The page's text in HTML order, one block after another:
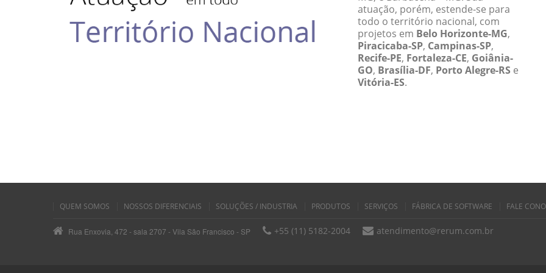
atuação, porém, estende-se para
todo o território nacional, com
projetos em Belo Horizonte-MG,
Piracicaba-SP, Campinas-SP,
Recife-PE, Fortaleza-CE, Goiânia-
GO, Brasília-DF, Porto Alegre-RS e
Vitória-ES.
QUEM SOMOS NOSSOS DIFERENCIAIS SOLUÇÕES / INDUSTRIA PRODUTOS SERVIÇOS FÁBRICA DE SOFTWARE FALE
Rua Enxovia, 472 - sala 2707 - Vila São Francisco - SP +55 (11) 5182-2004 atendimento@rerum.com.br